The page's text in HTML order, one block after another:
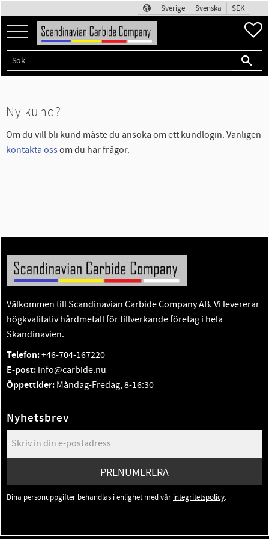
Meny
Sverige Svenska SEK
Ny kund?
Om du vill bli kund måste du ansöka om ett kundlogin. Vänligen
kontakta ossom du har frågor.
Välkommen till Scandinavian Carbide Company AB. Vi levererar
högkvalitativ hårdmetall för tillverkande företag i hela
Skandinavien.
Telefon:+46-704-167220
E-post: info@carbide.nu
Öppettider: Måndag-Fredag, 8-16:30
Nyhetsbrev
PRENUMERERA
Dina personuppgifter behandlas i enlighet med vår integritetspolicy.